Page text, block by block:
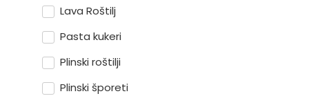
Lava Roštilj
Pasta kukeri
Plinski roštilji
Plinski šporeti